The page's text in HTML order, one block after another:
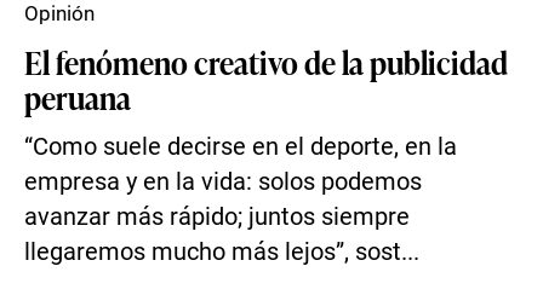
El fenómeno creativo de la publicidad
peruana
“Como suele decirse en el deporte, en la
empresa y en la vida: solos podemos
avanzar más rápido; juntos siempre
llegaremos mucho más lejos”, sost...
Opinión